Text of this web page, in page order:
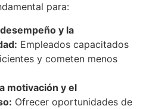
para:
y la
Empleados capacitados
y cometen menos
motivación y el
Ofrecer oportunidades de